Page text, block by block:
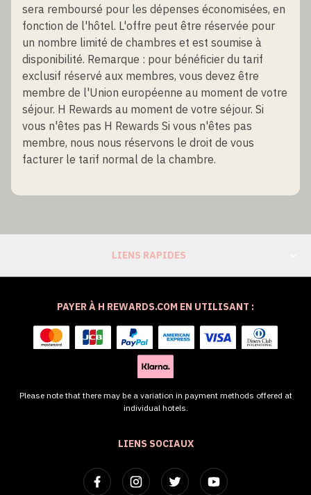
sera remboursé pour les dépenses économisées, en
fonction de l'hôtel. L'offre peut être réservée pour
un nombre limité de chambres et est soumise à
disponibilité. Remarque : pour bénéficier du tarif
exclusif réservé aux membres, vous devez être
membre de l'Union européenne au moment de votre
séjour. H Rewards au moment de votre séjour. Si
vous n'êtes pas H Rewards Si vous n'êtes pas
membre, nous nous réservons le droit de vous
facturer le tarif normal de la chambre.
LIENS RAPIDES
LIENS SOCIAUX
PAYER À H REWARDS.COM EN UTILISANT :
Please note that there may be a variation in payment methods offered at
individual hotels.